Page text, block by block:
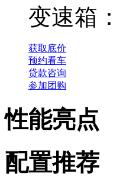
变速箱：
获取底价
预约看车
贷款咨询
参加团购
性能亮点
配置推荐